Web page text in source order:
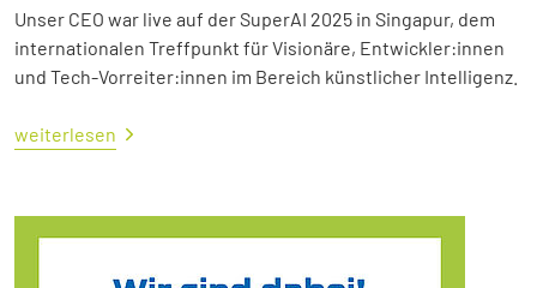
Unser CEO war live auf der SuperAI 2025 in Singapur, dem
internationalen Treffpunkt für Visionäre, Entwickler:innen
und Tech-Vorreiter:innen im Bereich künstlicher Intelligenz.
weiterlesen